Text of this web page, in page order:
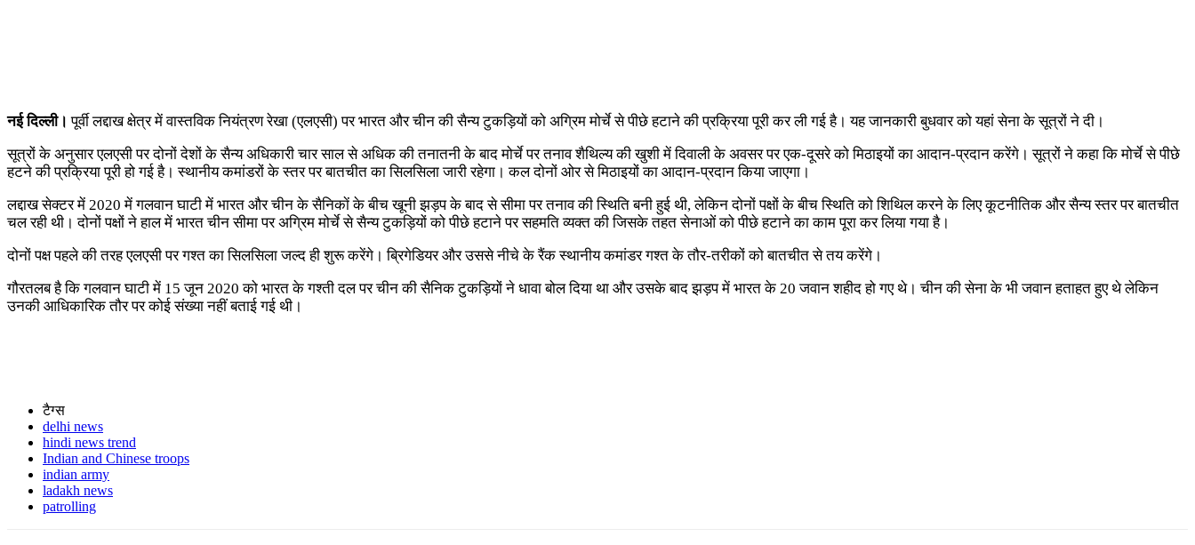
नई दिल्ली। पूर्वी लद्दाख क्षेत्र में वास्तविक नियंत्रण रेखा (एलएसी) पर भारत और चीन की सैन्य टुकड़ियों को अग्रिम मोर्चे से पीछे हटाने की प्रक्रिया पूरी कर ली गई है। यह जानकारी बुधवार को यहां सेना के सूत्रों ने दी।
सूत्रों के अनुसार एलएसी पर दोनों देशों के सैन्य अधिकारी चार साल से अधिक की तनातनी के बाद मोर्चे पर तनाव शैथिल्य की खुशी में दिवाली के अवसर पर एक-दूसरे को मिठाइयों का आदान-प्रदान करेंगे। सूत्रों ने कहा कि मोर्चे से पीछे
हटने की प्रक्रिया पूरी हो गई है। स्थानीय कमांडरों के स्तर पर बातचीत का सिलसिला जारी रहेगा। कल दोनों ओर से मिठाइयों का आदान-प्रदान किया जाएगा।
लद्दाख सेक्टर में 2020 में गलवान घाटी में भारत और चीन के सैनिकाें के बीच खूनी झड़प के बाद से सीमा पर तनाव की स्थिति बनी हुई थी, लेकिन दोनों पक्षों के बीच स्थिति को शिथिल करने के लिए कूटनीतिक और सैन्य स्तर पर बातचीत
चल रही थी। दोनों पक्षों ने हाल में भारत चीन सीमा पर अग्रिम मोर्चे से सैन्य टुकड़ियों को पीछे हटाने पर सहमति व्यक्त की जिसके तहत सेनाओं को पीछे हटाने का काम पूरा कर लिया गया है।
दोनों पक्ष पहले की तरह एलएसी पर गश्त का सिलसिला जल्द ही शुरू करेंगे। ब्रिगेडियर और उससे नीचे के रैंक स्थानीय कमांडर गश्त के तौर-तरीकों को बातचीत से तय करेंगे।
गौरतलब है कि गलवान घाटी में 15 जून 2020 को भारत के गश्ती दल पर चीन की सैनिक टुकड़ियों ने धावा बोल दिया था और उसके बाद झड़प में भारत के 20 जवान शहीद हो गए थे। चीन की सेना के भी जवान हताहत हुए थे लेकिन
उनकी आधिकारिक तौर पर कोई संख्या नहीं बताई गई थी।
टैग्स
delhi news
hindi news trend
Indian and Chinese troops
indian army
ladakh news
patrolling